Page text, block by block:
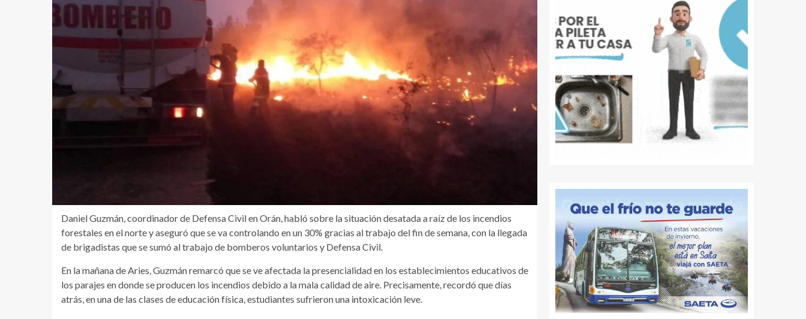
Daniel Guzmán, coordinador de Defensa Civil en Orán, habló sobre la situación desatada a raíz de los incendios
forestales en el norte y aseguró que se va controlando en un 30% gracias al trabajo del fin de semana, con la llegada
de brigadistas que se sumó al trabajo de bomberos voluntarios y Defensa Civil.
En la mañana de Aries, Guzmán remarcó que se ve afectada la presencialidad en los establecimientos educativos de
los parajes en donde se producen los incendios debido a la mala calidad de aire. Precisamente, recordó que días
atrás, en una de las clases de educación física, estudiantes sufrieron una intoxicación leve.